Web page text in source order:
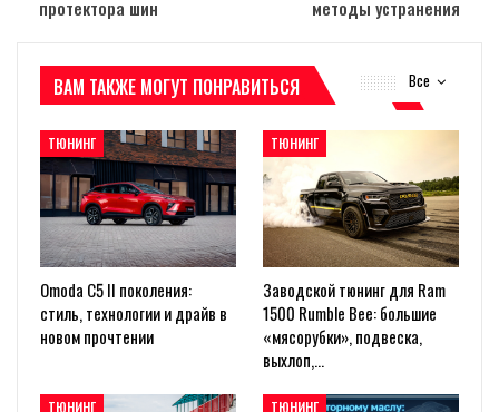
протектора шин
методы устранения
Все
ВАМ ТАКЖЕ МОГУТ ПОНРАВИТЬСЯ
ТЮНИНГ
Omoda C5 II поколения:
стиль, технологии и драйв в
новом прочтении
ТЮНИНГ
Заводской тюнинг для Ram
1500 Rumble Bee: большие
«мясорубки», подвеска,
выхлоп,…
ТЮНИНГ ТЮНИНГ